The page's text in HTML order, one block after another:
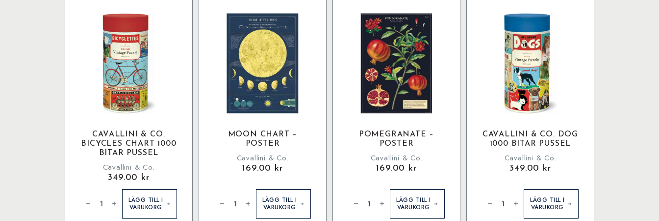
CAVALLINI & CO.
BICYCLES CHART 1000
BITAR PUSSEL
Cavallini & Co.
349.00 kr
Co.
LÄGG TILL I
VARUKORG
MOON CHART –
POSTER
Cavallini & Co.
169.00 kr
LÄGG TILL I
VARUKORG
POMEGRANATE –
POSTER
Cavallini & Co.
169.00 kr
Pomegranate
Poster
LÄGG TILL I
VARUKORG
CAVALLINI & CO. DOG
1000 BITAR PUSSEL
Cavallini & Co.
349.00 kr
Co.
LÄGG TILL I
VARUKORG